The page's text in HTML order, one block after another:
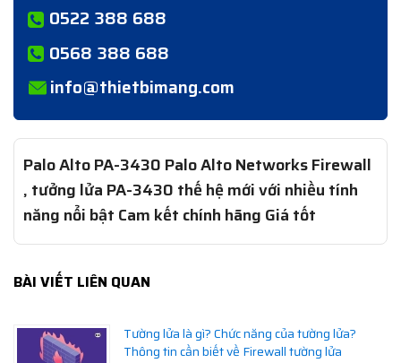
0522 388 688
0568 388 688
info@thietbimang.com
Palo Alto PA-3430 Palo Alto Networks Firewall
, tưởng lửa PA-3430 thế hệ mới với nhiều tính
năng nổi bật Cam kết chính hãng Giá tốt
BÀI VIẾT LIÊN QUAN
Tường lửa là gì? Chức năng của tường lửa?
Thông tin cần biết về Firewall tường lửa